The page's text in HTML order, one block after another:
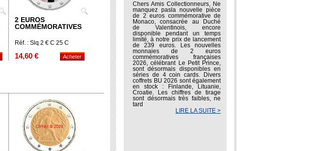
2 EUROS
COMMÉMORATIVES
Réf. : Slq 2 € C 25 C
14,60 €
Chers Amis Collectionneurs, Ne
manquez pasla nouvelle pièce
de 2 euros commémorative de
Monaco, consacrée au Duché
de Valentinois, encore
disponible pendant un temps
limité, à notre prix de lancement
de 239 euros. Les nouvelles
monnaies de 2 euros
commémoratives françaises
2026, célébrant Le Petit Prince,
sont désormais disponibles en
séries de 4 coin cards. Divers
coffrets BU 2026 sont également
en stock : Finlande, Lituanie,
Croatie. Les chiffres de tirage
sont désormais très faibles, ne
tard
LIRE LA SUITE >